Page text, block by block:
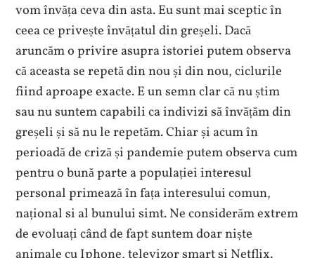
vom învăța ceva din asta. Eu sunt mai sceptic în
ceea ce privește învățatul din greșeli. Dacă
aruncăm o privire asupra istoriei putem observa
că aceasta se repetă din nou și din nou, ciclurile
fiind aproape exacte. E un semn clar că nu știm
sau nu suntem capabili ca indivizi să învățăm din
greșeli și să nu le repetăm. Chiar și acum în
perioadă de criză și pandemie putem observa cum
pentru o bună parte a populației interesul
personal primează în fața interesului comun,
național si al bunului simt. Ne considerăm extrem
de evoluați când de fapt suntem doar niște
animale cu Iphone, televizor smart si Netflix.